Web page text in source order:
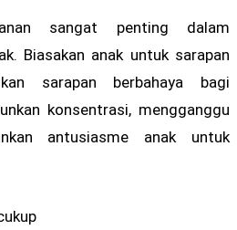
sangat penting dalam
Biasakan anak untuk sarapan
sarapan berbahaya bagi
konsentrasi, mengganggu
antusiasme anak untuk